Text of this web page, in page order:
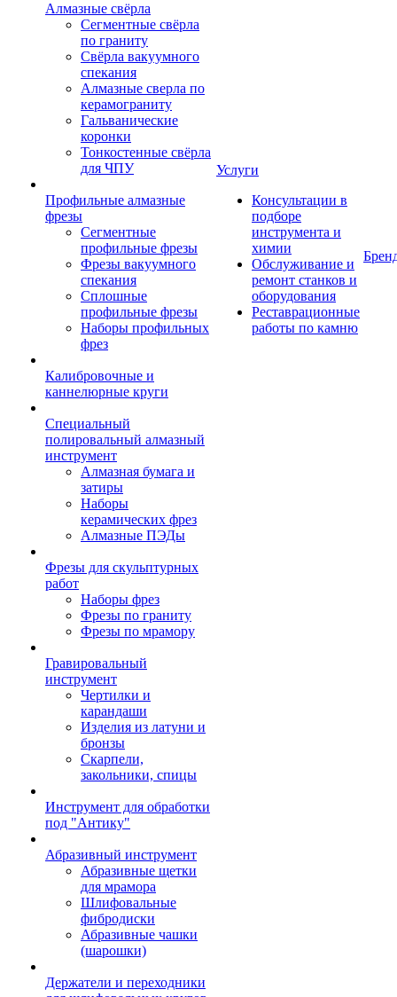
Алмазные свёрла
Сегментные свёрла
по граниту
Свёрла вакуумного
спекания
Алмазные сверла по
керамограниту
Гальванические
коронки
Тонкостенные свёрла
для ЧПУ
Профильные алмазные
фрезы
Сегментные
профильные фрезы
Фрезы вакуумного
спекания
Сплошные
профильные фрезы
Наборы профильных
фрез
Калибровочные и
каннелюрные круги
Специальный
полировальный алмазный
инструмент
Алмазная бумага и
затиры
Наборы
керамических фрез
Алмазные ПЭДы
Фрезы для скульптурных
работ
Наборы фрез
Фрезы по граниту
Фрезы по мрамору
Гравировальный
инструмент
Чертилки и
карандаши
Изделия из латуни и
бронзы
Скарпели,
закольники, спицы
Инструмент для обработки
под "Антику"
Абразивный инструмент
Абразивные щетки
для мрамора
Шлифовальные
фибродиски
Абразивные чашки
(шарошки)
Держатели и переходники
Услуги
Консультации в
подборе
инструмента и
химии
Обслуживание и
ремонт станков и
оборудования
Реставрационные
работы по камню